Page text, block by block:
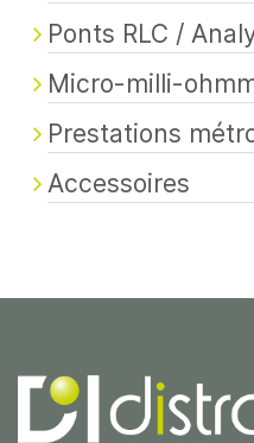
Ponts RLC /
Micro-milli-
Prestations
Accessoires